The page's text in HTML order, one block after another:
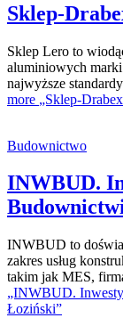
Sklep-
Sklep Lero to
aluminiowych marki
najwyższe
more „Sklep-
Budownictwo
INWBUD.
INWBUD to
zakres usług
takim jak MES,
„INWBUD.
Łoziński”